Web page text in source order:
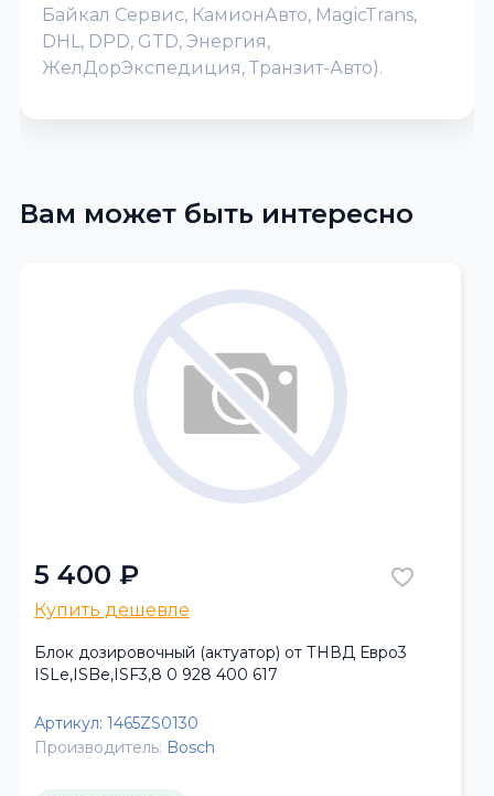
Байкал Сервис, КамионАвто, MagicTrans,
DHL, DPD, GTD, Энергия,
ЖелДорЭкспедиция, Транзит-Авто).
Вам может быть интересно
5 400 ₽
Купить дешевле
Блок дозировочный (актуатор) от ТНВД Евро3
ISLe,ISBe,ISF3,8 0 928 400 617
Артикул: 1465ZS0130
Производитель: Bosch